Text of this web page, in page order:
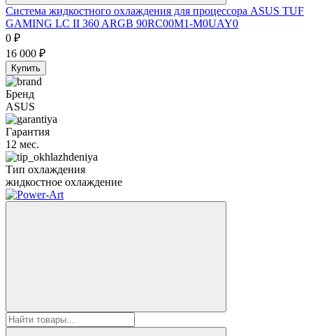
Система жидкостного охлаждения для процессора ASUS TUF
GAMING LC II 360 ARGB 90RC00M1-M0UAY0
0 ₽
16 000 ₽
Купить
Бренд
ASUS
Гарантия
12 мес.
Тип охлаждения
жидкостное охлаждение